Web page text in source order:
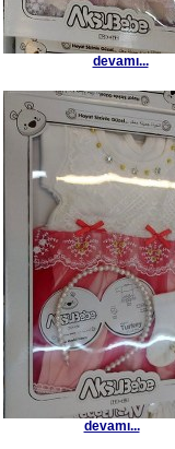
devamı...
devamı...